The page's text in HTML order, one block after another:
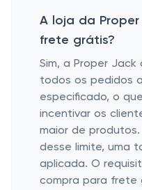
A loja da
frete grátis?
Sim, a Proper
todos os pedidos
especificado, o
incentivar os
maior de produtos.
desse limite, uma
aplicada. O
compra para frete